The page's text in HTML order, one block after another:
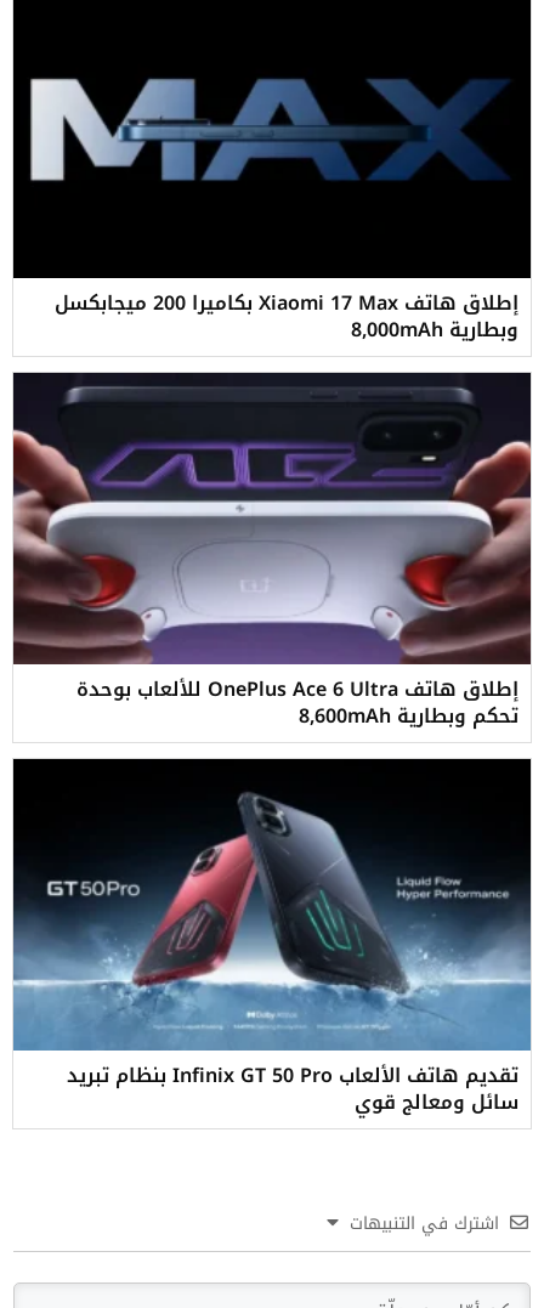
إطلاق هاتف Xiaomi 17 Max بكاميرا 200 ميجابكسل
وبطارية 8,000mAh
إطلاق هاتف OnePlus Ace 6 Ultra للألعاب بوحدة
تحكم وبطارية 8,600mAh
تقديم هاتف الألعاب Infinix GT 50 Pro بنظام تبريد
سائل ومعالج قوي
اشترك في التنبيهات